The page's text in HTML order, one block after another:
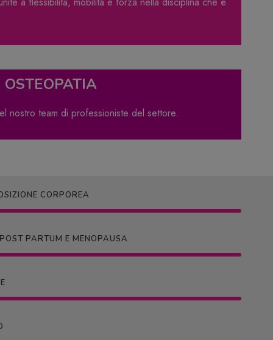
nostro team di professioniste del settore.
CORPOREA
PARTUM E MENOPAUSA